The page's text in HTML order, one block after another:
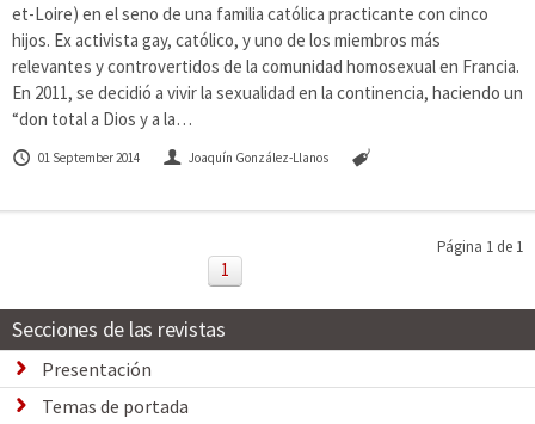
et-Loire) en el seno de una familia católica practicante con cinco
hijos. Ex activista gay, católico, y uno de los miembros más
relevantes y controvertidos de la comunidad homosexual en Francia.
En 2011, se decidió a vivir la sexualidad en la continencia, haciendo un
“don total a Dios y a la…
01 September 2014 Joaquín González-Llanos
Página 1 de 1
1
Secciones de las revistas
Presentación
Temas de portada